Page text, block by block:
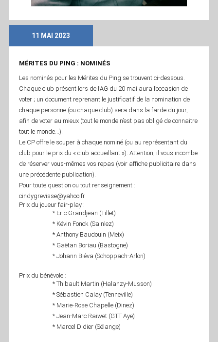
11 MAI 2023
MÉRITES DU PING : NOMINÉS
Les nominés pour les Mérites du Ping se trouvent ci-dessous.
Chaque club présent lors de l’AG du 20 mai aura l’occasion de
voter ; un document reprenant le justificatif de la nomination de
chaque personne (ou chaque club) sera dans la farde du jour,
afin de voter au mieux (tout le monde n’est pas obligé de connaitre
tout le monde…).
Le CP offre le souper à chaque nominé (ou au représentant du
club pour le prix du « club accueillant »). Attention, il vous incombe
de réserver vous-mêmes vos repas (voir affiche publicitaire dans
une précédente publication).
Pour toute question ou tout renseignement :
cindygrevisse@yahoo.fr
Prix du joueur fair-play :
* Eric Grandjean (Tillet)
* Kévin Fonck (Sainlez)
* Anthony Baudouin (Meix)
* Gaëtan Boriau (Bastogne)
* Johann Biéva (Schoppach-Arlon)
Prix du bénévole :
* Thibault Martin (Halanzy-Musson)
* Sébastien Calay (Tenneville)
* Marie-Rose Chapelle (Dinez)
* Jean-Marc Raiwet (GTT Aye)
* Marcel Didier (Sélange)